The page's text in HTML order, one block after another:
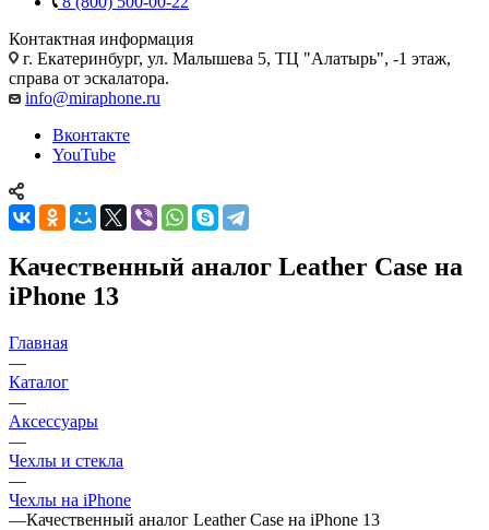
Контактная информация
г. Екатеринбург, ул. Малышева 5, ТЦ "Алатырь", -1 этаж,
справа от эскалатора.
info@miraphone.ru
Вконтакте
YouTube
Качественный аналог Leather Case на
iPhone 13
Главная
—
Каталог
—
Аксессуары
—
Чехлы и стекла
—
Чехлы на iPhone
—Качественный аналог Leather Case на iPhone 13